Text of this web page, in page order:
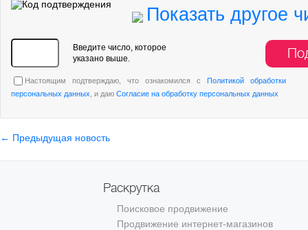
Показать другое
Введите число, которое
указано выше.
Настоящим подтверждаю, что ознакомился с Политикой обработки
персональных данных , и даю Согласие на обработку персональных данных
← Предыдущая новость
Раскрутка
Поисковое продвижение
Продвижение интернет-магазинов